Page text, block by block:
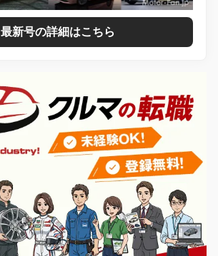
最新号の詳細はこちら